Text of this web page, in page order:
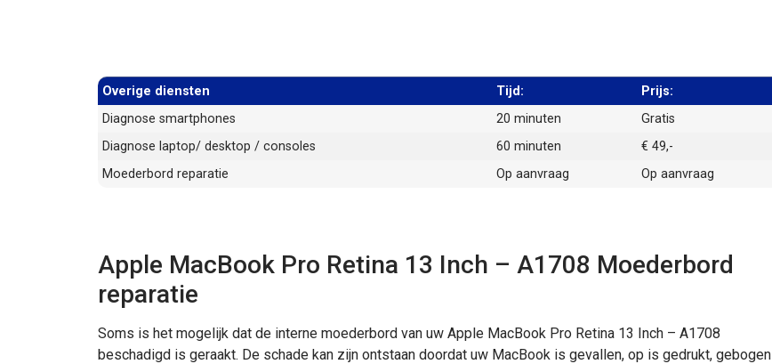
Overige diensten Tijd:
Prijs:
Diagnose smartphones
20 minuten
Gratis
Diagnose laptop/ desktop / consoles
60 minuten
€ 49,-
Moederbord reparatie
Op aanvraag Op aanvraag
Apple MacBook Pro Retina 13 Inch – A1708 Moederbord
reparatie
Soms is het mogelijk dat de interne moederbord van uw Apple MacBook Pro Retina 13 Inch – A1708
beschadigd is geraakt. De schade kan zijn ontstaan doordat uw MacBook is gevallen, op is gedrukt, gebogen